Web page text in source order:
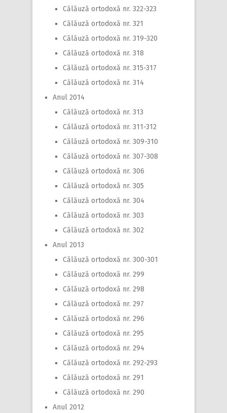
Călăuză ortodoxă nr. 322-323
Călăuză ortodoxă nr. 321
Călăuză ortodoxă nr. 319-320
Călăuză ortodoxă nr. 318
Călăuză ortodoxă nr. 315-317
Călăuză ortodoxă nr. 314
Anul 2014
Călăuză ortodoxă nr. 313
Călăuză ortodoxă nr. 311-312
Călăuză ortodoxă nr. 309-310
Călăuză ortodoxă nr. 307-308
Călăuză ortodoxă nr. 306
Călăuză ortodoxă nr. 305
Călăuză ortodoxă nr. 304
Călăuză ortodoxă nr. 303
Călăuză ortodoxă nr. 302
Anul 2013
Călăuză ortodoxă nr. 300-301
Călăuză ortodoxă nr. 299
Călăuză ortodoxă nr. 298
Călăuză ortodoxă nr. 297
Călăuză ortodoxă nr. 296
Călăuză ortodoxă nr. 295
Călăuză ortodoxă nr. 294
Călăuză ortodoxă nr. 292-293
Călăuză ortodoxă nr. 291
Călăuză ortodoxă nr. 290
Anul 2012